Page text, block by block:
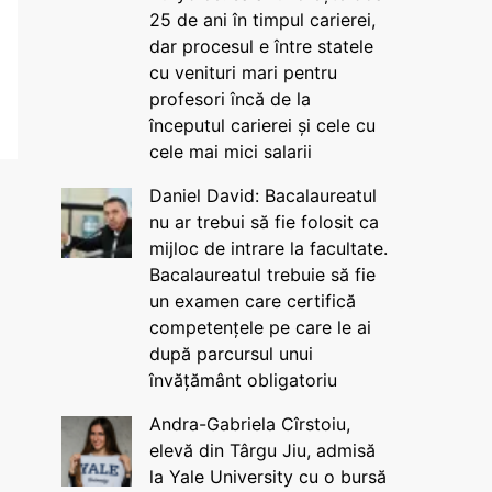
25 de ani în timpul carierei,
dar procesul e între statele
cu venituri mari pentru
profesori încă de la
începutul carierei și cele cu
cele mai mici salarii
Daniel David: Bacalaureatul
nu ar trebui să fie folosit ca
mijloc de intrare la facultate.
Bacalaureatul trebuie să fie
un examen care certifică
competențele pe care le ai
după parcursul unui
învățământ obligatoriu
Andra-Gabriela Cîrstoiu,
elevă din Târgu Jiu, admisă
la Yale University cu o bursă